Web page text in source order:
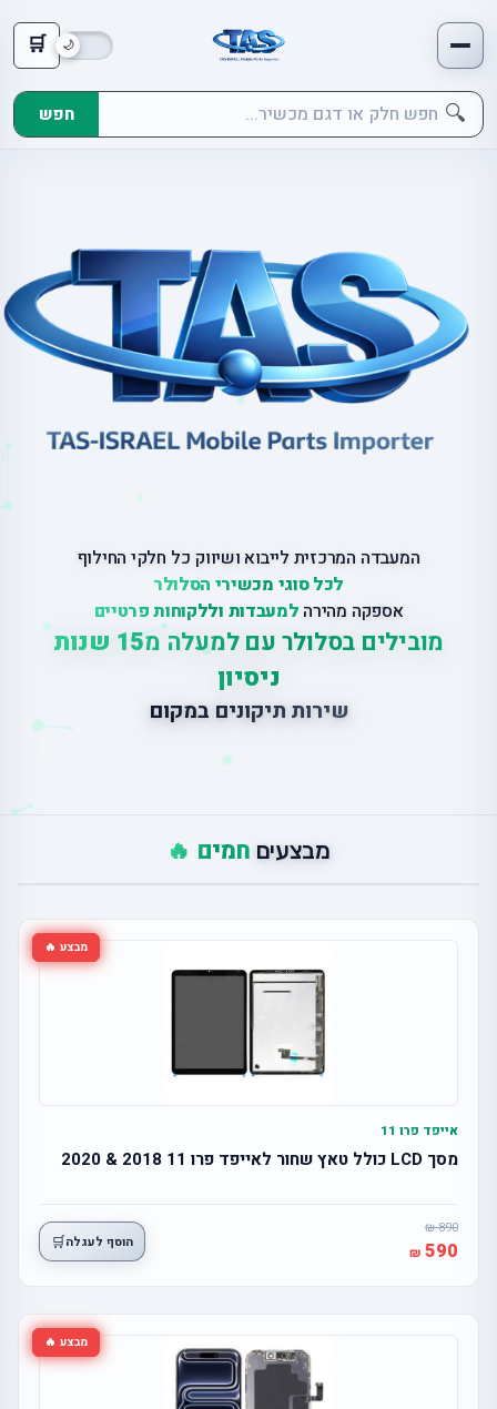
🛒
🔍 חפש
המעבדה המרכזית לייבוא ושיווק כל חלקי החילוף
לכל סוגי מכשירי הסלולר
אספקה מהירה למעבדות וללקוחות פרטיים
מובילים בסלולר עם למעלה מ
15 שנות
ניסיון
שירות תיקונים במקום
מבצעים חמים 🔥
מבצע 🔥
אייפד פרו 11
מסך LCD כולל טאץ שחור לאייפד פרו 11 2018 & 2020
890
590 הוסף לעגלה🛒
מבצע 🔥